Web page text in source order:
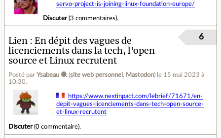
servo-project-is-joining-linux-foundation-europe/
Discuter(3 commentaires).
Lien
En dépit des vagues de
licenciements dans la tech, l'open
source et Linux recrutent
Posté par Ysabeau 🧶 (site web personnel , Mastodon) le 15 mai 2023 à
10:30.
6
https://www.nextinpact.com/lebrief/71671/en-
depit-vagues-licenciements-dans-tech-open-source-
et-linux-recrutent
Discuter(0 commentaire).